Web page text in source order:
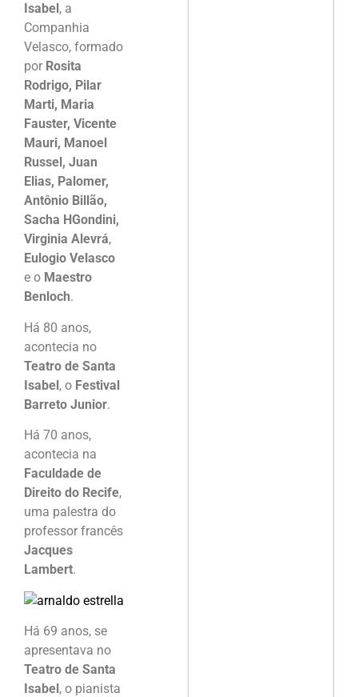
Isabel , a
Companhia
Velasco, formado
por Rosita
Rodrigo, Pilar
Marti, Maria
Fauster, Vicente
Mauri, Manoel
Russel, Juan
Elias, Palomer,
Antônio Billão,
Sacha HGondini,
Virginia Alevrá,
Eulogio Velasco
e o Maestro
Benloch.
Há 80 anos,
acontecia no
Teatro de Santa
Isabel, o Festival
Barreto Junior.
Há 70 anos,
acontecia na
Faculdade de
Direito do Recife,
uma palestra do
professor francês
Jacques
Lambert.
Há 69 anos, se
apresentava no
Teatro de Santa
Isabel, o pianista